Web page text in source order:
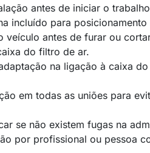
antes de iniciar o
incluído para
veículo antes de furar ou
do filtro de ar.
na ligação à caixa
em todas as uniões para
se não existem fugas na
por profissional ou pessoa